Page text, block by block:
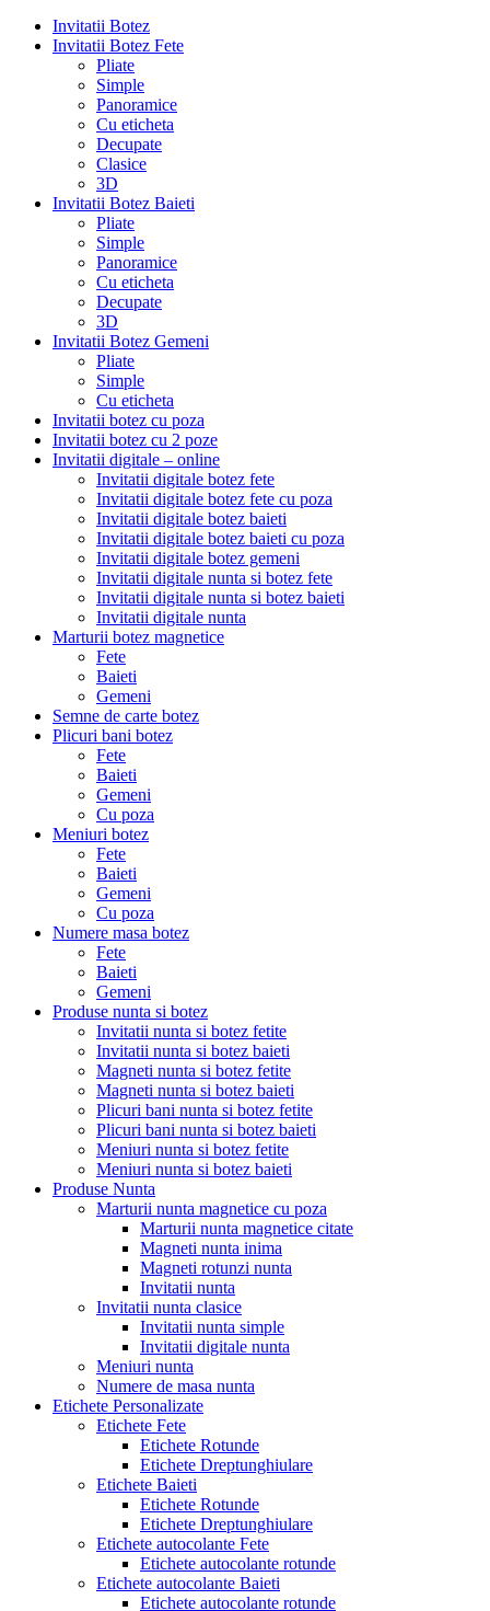
Invitatii Botez
Invitatii Botez Fete
Pliate
Simple
Panoramice
Cu eticheta
Decupate
Clasice
3D
Invitatii Botez Baieti
Pliate
Simple
Panoramice
Cu eticheta
Decupate
3D
Invitatii Botez Gemeni
Pliate
Simple
Cu eticheta
Invitatii botez cu poza
Invitatii botez cu 2 poze
Invitatii digitale – online
Invitatii digitale botez fete
Invitatii digitale botez fete cu poza
Invitatii digitale botez baieti
Invitatii digitale botez baieti cu poza
Invitatii digitale botez gemeni
Invitatii digitale nunta si botez fete
Invitatii digitale nunta si botez baieti
Invitatii digitale nunta
Marturii botez magnetice
Fete
Baieti
Gemeni
Semne de carte botez
Plicuri bani botez
Fete
Baieti
Gemeni
Cu poza
Meniuri botez
Fete
Baieti
Gemeni
Cu poza
Numere masa botez
Fete
Baieti
Gemeni
Produse nunta si botez
Invitatii nunta si botez fetite
Invitatii nunta si botez baieti
Magneti nunta si botez fetite
Magneti nunta si botez baieti
Plicuri bani nunta si botez fetite
Plicuri bani nunta si botez baieti
Meniuri nunta si botez fetite
Meniuri nunta si botez baieti
Produse Nunta
Marturii nunta magnetice cu poza
Marturii nunta magnetice citate
Magneti nunta inima
Magneti rotunzi nunta
Invitatii nunta
Invitatii nunta clasice
Invitatii nunta simple
Invitatii digitale nunta
Meniuri nunta
Numere de masa nunta
Etichete Personalizate
Etichete Fete
Etichete Rotunde
Etichete Dreptunghiulare
Etichete Baieti
Etichete Rotunde
Etichete Dreptunghiulare
Etichete autocolante Fete
Etichete autocolante rotunde
Etichete autocolante Baieti
Etichete autocolante rotunde